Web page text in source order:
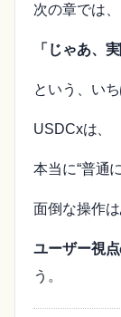
次の章では、
「じゃあ、
という、い
USDCxは、
本当に“普通
面倒な操作は
ユーザー視
う。